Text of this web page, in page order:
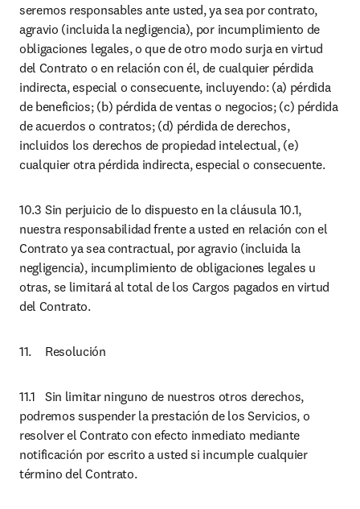
seremos responsables ante usted, ya sea por contrato,
agravio (incluida la negligencia), por incumplimiento de
obligaciones legales, o que de otro modo surja en virtud
del Contrato o en relación con él, de cualquier pérdida
indirecta, especial o consecuente, incluyendo: (a) pérdida
de beneficios; (b) pérdida de ventas o negocios; (c) pérdida
de acuerdos o contratos; (d) pérdida de derechos,
incluidos los derechos de propiedad intelectual, (e)
cualquier otra pérdida indirecta, especial o consecuente.
10.3	Sin perjuicio de lo dispuesto en la cláusula 10.1,
nuestra responsabilidad frente a usted en relación con el
Contrato ya sea contractual, por agravio (incluida la
negligencia), incumplimiento de obligaciones legales u
otras, se limitará al total de los Cargos pagados en virtud
del Contrato.
11.	Resolución
11.1	Sin limitar ninguno de nuestros otros derechos,
podremos suspender la prestación de los Servicios, o
resolver el Contrato con efecto inmediato mediante
notificación por escrito a usted si incumple cualquier
término del Contrato.